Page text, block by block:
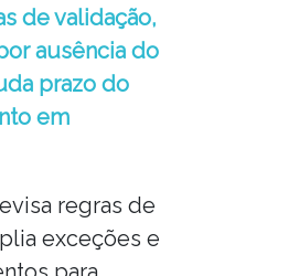
de validação,
ausência do
prazo do
em
regras de
exceções e